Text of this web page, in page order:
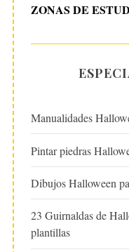
ZONAS DE
Manualidades
Pintar piedras
Dibujos Halloween
23 Guirnaldas de
plantillas